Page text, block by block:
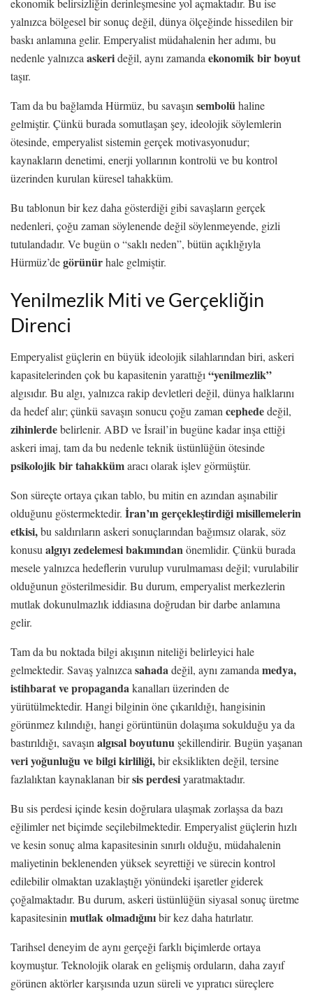
ekonomik belirsizliğin derinleşmesine yol açmaktadır. Bu ise
yalnızca bölgesel bir sonuç değil, dünya ölçeğinde hissedilen bir
baskı anlamına gelir. Emperyalist müdahalenin her adımı, bu
nedenle yalnızcaaskerideğil, aynı zamandaekonomik bir boyut
taşır.
Tam da bu bağlamda Hürmüz, bu savaşınsembolühaline
gelmiştir. Çünkü burada somutlaşan şey, ideolojik söylemlerin
ötesinde, emperyalist sistemin gerçek motivasyonudur;
kaynakların denetimi, enerji yollarının kontrolü ve bu kontrol
üzerinden kurulan küresel tahakküm.
Bu tablonun bir kez daha gösterdiği gibi savaşların gerçek
nedenleri, çoğu zaman söylenende değil söylenmeyende, gizli
tutulandadır. Ve bugün o “saklı neden”, bütün açıklığıyla
Hürmüz’degörünürhale gelmiştir.
Yenilmezlik Miti ve Gerçekliğin
Direnci
Emperyalist güçlerin en büyük ideolojik silahlarından biri, askeri
kapasitelerinden çok bu kapasitenin yarattığı “yenilmezlik”
algısıdır. Bu algı, yalnızca rakip devletleri değil, dünya halklarını
da hedef alır; çünkü savaşın sonucu çoğu zaman cephededeğil,
zihinlerdebelirlenir. ABD ve İsrail’in bugüne kadar inşa ettiği
askeri imaj, tam da bu nedenle teknik üstünlüğün ötesinde
psikolojik bir tahakkümaracı olarak işlev görmüştür.
Son süreçte ortaya çıkan tablo, bu mitin en azından aşınabilir
olduğunu göstermektedir. İran’ın gerçekleştirdiği misillemelerin
etkisi,bu saldırıların askeri sonuçlarından bağımsız olarak, söz
konusu algıyı zedelemesi bakımındanönemlidir. Çünkü burada
mesele yalnızca hedeflerin vurulup vurulmaması değil; vurulabilir
olduğunun gösterilmesidir. Bu durum, emperyalist merkezlerin
mutlak dokunulmazlık iddiasına doğrudan bir darbe anlamına
gelir.
Tam da bu noktada bilgi akışının niteliği belirleyici hale
gelmektedir. Savaş yalnızca sahadadeğil, aynı zamanda medya,
istihbarat ve propagandakanalları üzerinden de
yürütülmektedir. Hangi bilginin öne çıkarıldığı, hangisinin
görünmez kılındığı, hangi görüntünün dolaşıma sokulduğu ya da
bastırıldığı, savaşın algısal boyutunuşekillendirir. Bugün yaşanan
veri yoğunluğu ve bilgi kirliliği,bir eksiklikten değil, tersine
fazlalıktan kaynaklanan birsis perdesiyaratmaktadır.
Bu sis perdesi içinde kesin doğrulara ulaşmak zorlaşsa da bazı
eğilimler net biçimde seçilebilmektedir. Emperyalist güçlerin hızlı
ve kesin sonuç alma kapasitesinin sınırlı olduğu, müdahalenin
maliyetinin beklenenden yüksek seyrettiği ve sürecin kontrol
edilebilir olmaktan uzaklaştığı yönündeki işaretler giderek
çoğalmaktadır. Bu durum, askeri üstünlüğün siyasal sonuç üretme
kapasitesinin mutlak olmadığınıbir kez daha hatırlatır.
Tarihsel deneyim de aynı gerçeği farklı biçimlerde ortaya
koymuştur. Teknolojik olarak en gelişmiş orduların, daha zayıf
görünen aktörler karşısında uzun süreli ve yıpratıcı süreçlere